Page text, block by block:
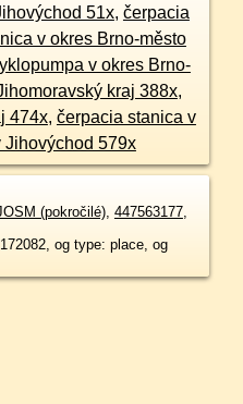
51x, čerpacia
v okres Brno-město
v okres Brno-
kraj 388x,
474x, čerpacia stanica v
Jihovýchod 579x
(pokročilé), 447563177,
og type: place, og